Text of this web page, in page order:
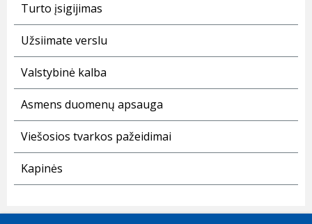
Turto įsigijimas
Užsiimate verslu
Valstybinė kalba
Asmens duomenų apsauga
Viešosios tvarkos pažeidimai
Kapinės